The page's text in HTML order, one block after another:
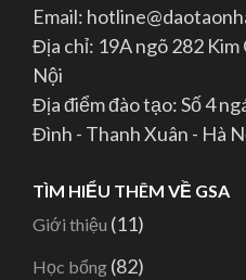
Email:
Địa chỉ: 19A ngõ 282 Kim
Nội
Địa điểm đào tạo: Số 4
Đình - Thanh Xuân - Hà
TÌM HIỂU THÊM VỀ GSA
Giới thiệu (11)
Học bổng (82)